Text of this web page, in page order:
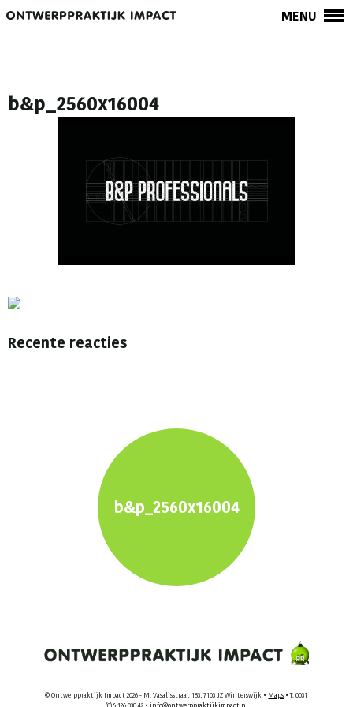
MENU
b&p_2560x16004
Recente reacties
b&p_2560x16004
© Ontwerppraktijk Impact 2026 - M. Vasalisstraat 183, 7103 JZ Winterswijk • Maps • T. 0031